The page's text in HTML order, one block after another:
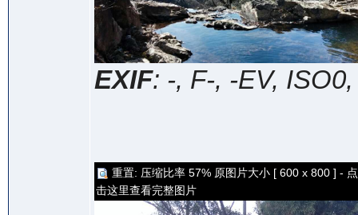
EXIF: -, F-, -EV,
重置: 压缩比率 57% 原图片大小 [ 600 x 800 ] - 点
击这里查看完整图片